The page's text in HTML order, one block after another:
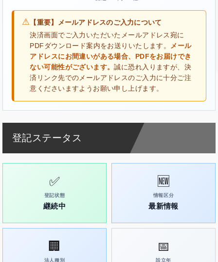
⚠ 【重要】メールアドレスのご入力について
決済画面でご入力いただいたメールアドレス宛に
PDFダウンロード案内をお送りいたします。
メール
アドレスにお間違いがある場合、PDFをお届けでき
ない可能性がございます。誠に恐れ入りますが、決
済リンク先でのメールアドレスのご入力に十分ご注
意くださいますようお願い申し上げます。
登記ステータス
✅
登記状態
継続中
🆕
情報区分
最新情報
🏢
法人種別
📅
設立年